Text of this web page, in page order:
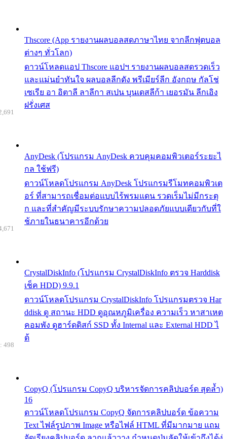
Thscore (App รายงานผลบอลสดภาษาไทย จากลีกฟุตบอล
ต่างๆ ทั่วโลก)
ดาวน์โหลดแอป Thscore แอปฯ รายงานผลบอลสดรวดเร็ว
และแม่นยำทันใจ ผลบอลลีกดัง พรีเมียร์ลีก อังกฤษ กัลโช่
เซเรีย อา อิตาลี ลาลีกา สเปน บุนเดสลีก้า เยอรมัน ลีกเอิง
ฝรั่งเศส
AnyDesk (โปรแกรม AnyDesk ควบคุมคอมพิวเตอร์ระยะไ
กล ใช้ฟรี)
ดาวน์โหลดโปรแกรม AnyDesk โปรแกรมรีโมทคอมพิวเต
อร์ ที่สามารถเชื่อมต่อแบบไร้พรมแดน รวดเร็มไม่มีกระตุ
ก และที่สำคัญมีระบบรักษาความปลอดภัยแบบเดียวกับที่ใ
ช้ภายในธนาคารอีกด้วย
CrystalDiskInfo (โปรแกรม CrystalDiskInfo ตรวจ Harddisk
เช็ค HDD) 9.9.1
ดาวน์โหลดโปรแกรม CrystalDiskInfo โปรแกรมตรวจ Har
ddisk ดู สถานะ HDD ดูอุณหภูมิเครื่อง ความเร็ว หาสาเหต
คอมพัง ดูฮาร์ดดิสก์ SSD ทั้ง Internal และ External HDD ไ
ด้
CopyQ (โปรแกรม CopyQ บริหารจัดการคลิปบอร์ด สุดล้ำ)
16
ดาวน์โหลดโปรแกรม CopyQ จัดการคลิปบอร์ด ข้อความ
Text ไฟล์รูปภาพ Image หรือไฟล์ HTML ที่มีมากมาย แถม
498